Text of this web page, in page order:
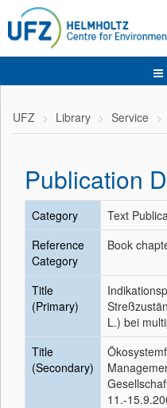
UFZ Library Service
Publication
Category
Text
Reference
Category
Book
Title
(Primary)
L.) bei
Title
(Secondary)
11.-